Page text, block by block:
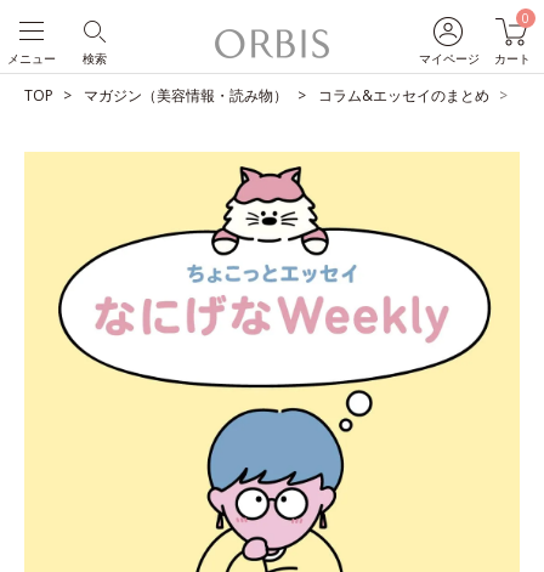
マイページ
0
カート
検索
メニュー
TOP マガジン（美容情報・読み物） コラム&エッセイのまとめ